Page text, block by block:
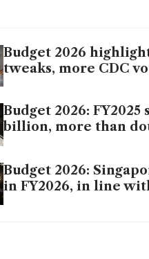
Budget 2026
tweaks, more CDC
Budget 2026:
billion, more than
Budget 2026:
in FY2026, in line